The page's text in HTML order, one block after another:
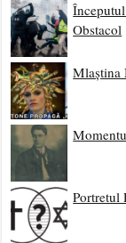
Obstacol
Mlaștina
Portretul